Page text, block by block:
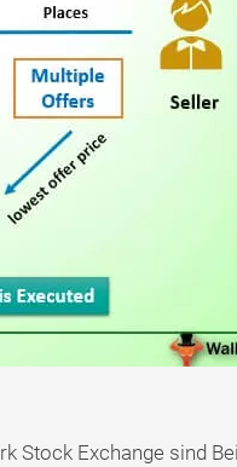
Stock Exchange sind